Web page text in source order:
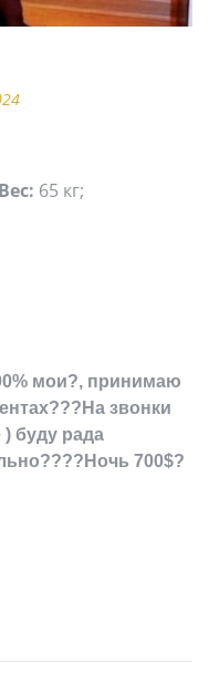
Вес: 65 кг;
мои?, принимаю
звонки
буду рада
700$?